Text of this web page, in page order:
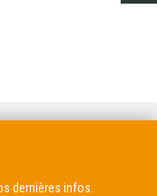
dernières infos.